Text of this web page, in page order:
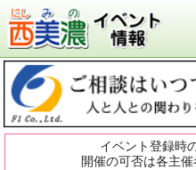
イベント登録時
開催の可否は各主催